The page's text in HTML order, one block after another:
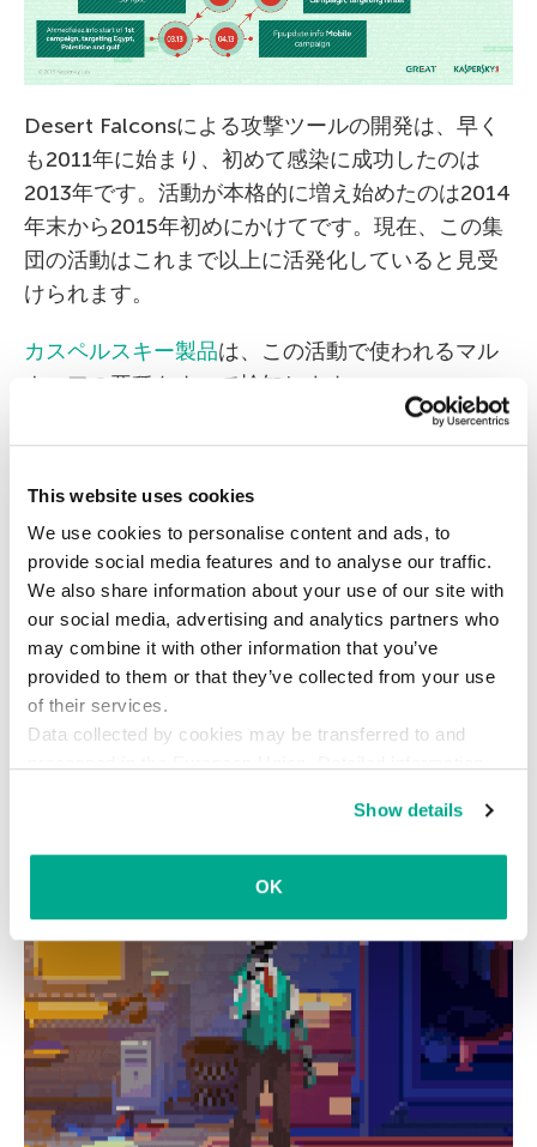
This website uses cookies
We use cookies to personalise content and ads, to
provide social media features and to analyse our traffic.
We also share information about your use of our site with
our social media, advertising and analytics partners who
may combine it with other information that you’ve
provided to them or that they’ve collected from your use
of their services.
Data collected by cookies may be transferred to and
Show details
OK
Desert Falconsによる攻撃ツールの開発は、早く
も2011年に始まり、初めて感染に成功したのは
2013年です。活動が本格的に増え始めたのは2014
年末から2015年初めにかけてです。現在、この集
団の活動はこれまで以上に活発化していると見受
けられます。
カスペルスキー製品は、この活動で使われるマル
ウェアの亜種をすべて検知します。
APT Desert Falcons
SAS
Security Analyst Summit
TheSAS2015
アラビア語
スパイ マルウェア